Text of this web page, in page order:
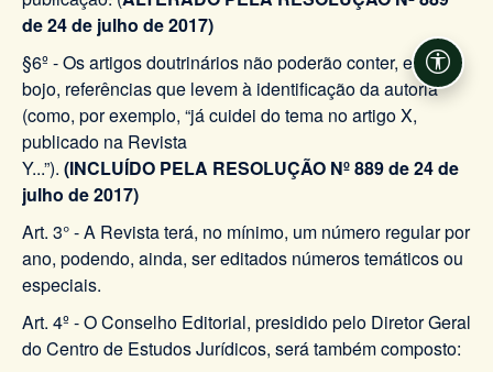
de 24 de julho de 2017)
§6º - Os artigos doutrinários não poderão conter, em seu
bojo, referências que levem à identificação da autoria
(como, por exemplo, “já cuidei do tema no artigo X,
publicado na Revista
Y...”). (INCLUÍDO PELA RESOLUÇÃO Nº 889 de 24 de
julho de 2017)
Art. 3° - A Revista terá, no mínimo, um número regular por
ano, podendo, ainda, ser editados números temáticos ou
especiais.
Art. 4º - O Conselho Editorial, presidido pelo Diretor Geral
do Centro de Estudos Jurídicos, será também composto: